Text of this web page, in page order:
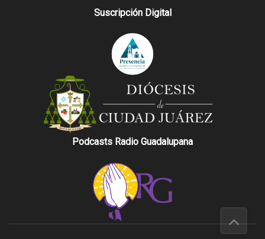
Suscripción Digital
Podcasts Radio Guadalupana